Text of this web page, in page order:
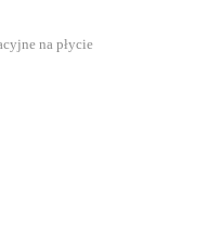
na płycie
zł do 291,97 zł